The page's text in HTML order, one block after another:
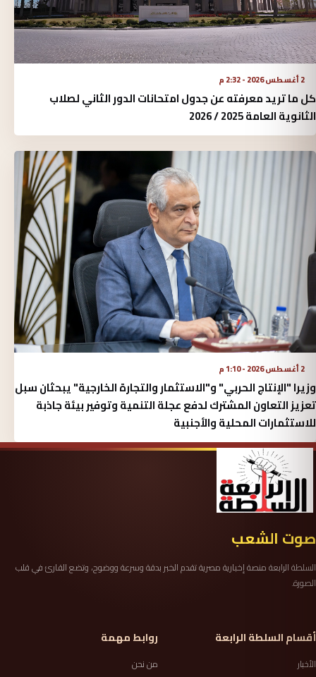
2 أغسطس 2026 - 2:32 م
كل ما تريد معرفته عن جدول امتحانات الدور الثاني لصلاب
الثانوية العامة 2025 / 2026
2 أغسطس 2026 - 1:10 م
وزيرا "الإنتاج الحربي" و"الاستثمار والتجارة الخارجية" يبحثان سبل
تعزيز التعاون المشترك لدفع عجلة التنمية وتوفير بيئة جاذبة
للاستثمارات المحلية والأجنبية
صوت الشعب
السلطة الرابعة منصة إخبارية مصرية تقدم الخبر بدقة وسرعة ووضوح، وتضع القارئ في قلب
الصورة.
أقسام السلطة الرابعة
الأخبار
روابط مهمة
من نحن